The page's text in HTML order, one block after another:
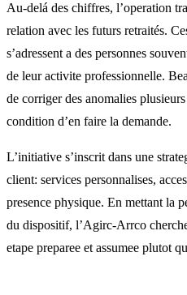
Au-delá des chiffres, l’operation
relation avec les futurs retraités.
s’adressent a des personnes
de leur activite professionnelle.
de corriger des anomalies
condition d’en faire la demande.
L’initiative s’inscrit dans une
client: services personnalises,
presence physique. En mettant la
du dispositif, l’Agirc-Arrco
etape preparee et assumee plutot